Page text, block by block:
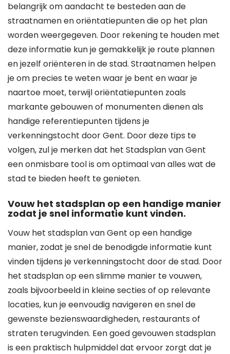
belangrijk om aandacht te besteden aan de
straatnamen en oriëntatiepunten die op het plan
worden weergegeven. Door rekening te houden met
deze informatie kun je gemakkelijk je route plannen
en jezelf oriënteren in de stad. Straatnamen helpen
je om precies te weten waar je bent en waar je
naartoe moet, terwijl oriëntatiepunten zoals
markante gebouwen of monumenten dienen als
handige referentiepunten tijdens je
verkenningstocht door Gent. Door deze tips te
volgen, zul je merken dat het Stadsplan van Gent
een onmisbare tool is om optimaal van alles wat de
stad te bieden heeft te genieten.
Vouw het stadsplan op een handige manier
zodat je snel informatie kunt vinden.
Vouw het stadsplan van Gent op een handige
manier, zodat je snel de benodigde informatie kunt
vinden tijdens je verkenningstocht door de stad. Door
het stadsplan op een slimme manier te vouwen,
zoals bijvoorbeeld in kleine secties of op relevante
locaties, kun je eenvoudig navigeren en snel de
gewenste bezienswaardigheden, restaurants of
straten terugvinden. Een goed gevouwen stadsplan
is een praktisch hulpmiddel dat ervoor zorgt dat je